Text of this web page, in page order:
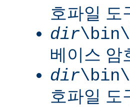
호파일 도
dir
베이스 암
dir
호파일 도